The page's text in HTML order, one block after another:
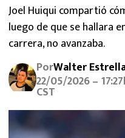
ATLANTE
SELECCIÓN MEXICANA
FUTBOL INTERNACIONAL
MEXICANOS EN EL
FUTBOL ESTUFA
Joel Huiqui compartió
luego de que se hallara
carrera, no avanzaba.
PorWalter
22/05/2026 –
CST